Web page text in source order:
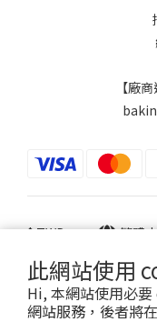
此網站使用
Hi, 本網站使用必
網站服務，後者將
【廠
$TWD 繁體